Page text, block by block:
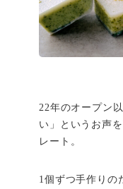
22年のオープン
い」というお声
レート。
1個ずつ手作りの